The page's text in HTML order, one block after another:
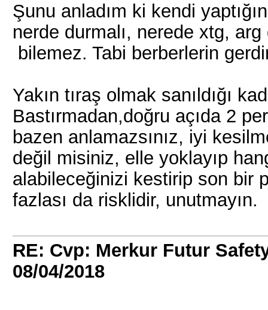
Şunu anladım ki kendi
nerde durmalı, nerede xtg,
bilemez. Tabi berberlerin
Yakın tıraş olmak sanıldığı
Bastırmadan,doğru açıda 2
bazen anlamazsınız, iyi
değil misiniz, elle yoklayıp
alabileceğinizi kestirip son bir
fazlası da risklidir, unutmayın.
RE: Cvp: Merkur Futur
08/04/2018